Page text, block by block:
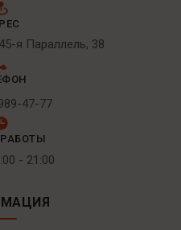
я Параллель, 38
47-77
- 21:00